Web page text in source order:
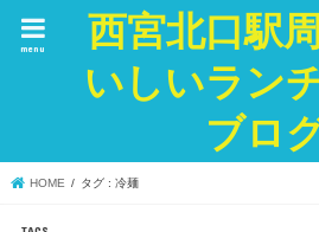
西宮北口駅
いしいラン
ブロ
menu
HOME タグ : 冷麺